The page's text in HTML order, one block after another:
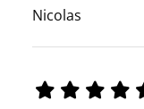
Nicolas